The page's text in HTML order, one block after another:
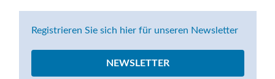
Registrieren Sie sich hier für unseren Newsletter
NEWSLETTER